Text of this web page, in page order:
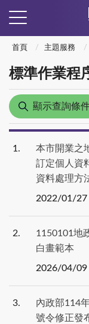
首頁 主題服務
標準作業程
顯示查詢條
1
本市開業之
訂定個人資
資料處理方
2022/01/27
2
1150101地
白畫範本
2026/04/09
3
內政部114
號令修正發